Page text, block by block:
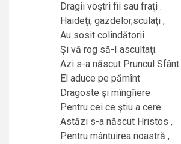
Dragii voştri fii sau fraţi .
Haideţi, gazdelor,sculaţi ,
Au sosit colindătorii
Şi vă rog să-I ascultaţi.
Azi s-a născut Pruncul Sfânt
El aduce pe pămînt
Dragoste şi mîngîiere
Pentru cei ce ştiu a cere .
Astăzi s-a născut Hristos ,
Pentru mântuirea noastră ,